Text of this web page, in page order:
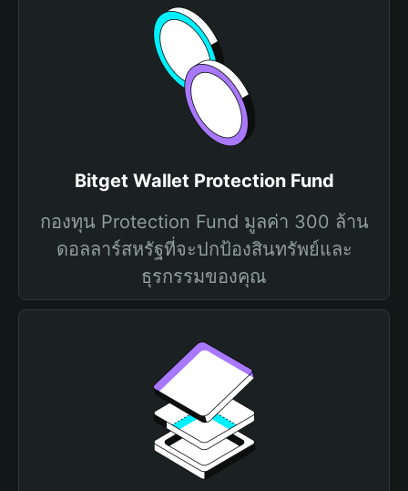
Bitget Wallet Protection Fund
กองทุน Protection Fund มูลค่า 300 ล้าน
ดอลลาร์สหรัฐที่จะปกป้องสินทรัพย์และ
ธุรกรรมของคุณ